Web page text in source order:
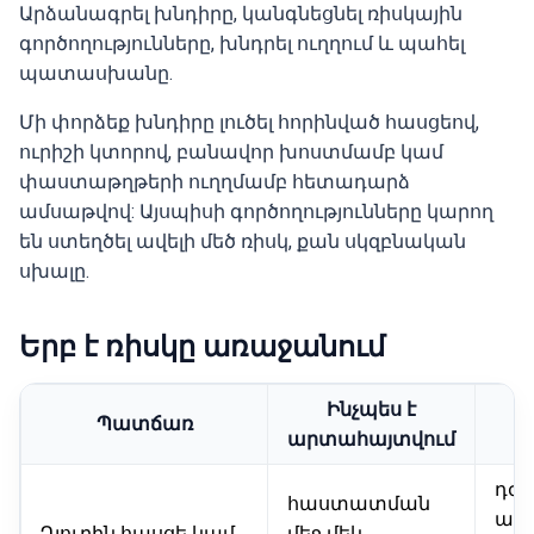
Արձանագրել խնդիրը, կանգնեցնել ռիսկային
գործողությունները, խնդրել ուղղում և պահել
պատասխանը.
Մի փորձեք խնդիրը լուծել հորինված հասցեով,
ուրիշի կտորով, բանավոր խոստմամբ կամ
փաստաթղթերի ուղղմամբ հետադարձ
ամսաթվով: Այսպիսի գործողությունները կարող
են ստեղծել ավելի մեծ ռիսկ, քան սկզբնական
սխալը.
Երբ է ռիսկը առաջանում
Պատճառ
Ինչպես է
արտահայտվում
հաստատման